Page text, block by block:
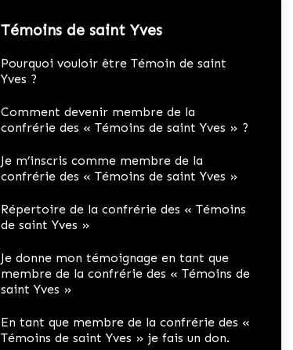
Témoins de saint Yves
Pourquoi vouloir être Témoin de saint
Yves ?
Comment devenir membre de la
confrérie des « Témoins de saint Yves » ?
Je m’inscris comme membre de la
confrérie des « Témoins de saint Yves »
Répertoire de la confrérie des « Témoins
de saint Yves »
Je donne mon témoignage en tant que
membre de la confrérie des « Témoins de
saint Yves »
En tant que membre de la confrérie des «
Témoins de saint Yves » je fais un don.